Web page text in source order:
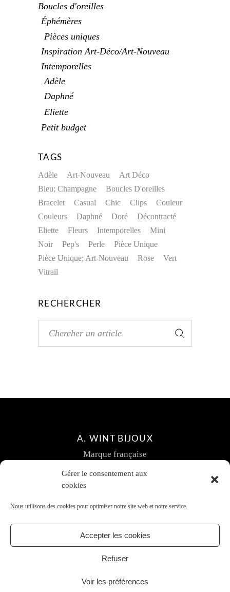
Gérer le consentement aux
cookies
Nous utilisons des cookies pour optimiser notre site web et notre service.
Accepter les cookies
Refuser
Voir les préférences
Boucles d'oreilles
Éphémères
Pièces uniques
Inspiration Art-Déco/Art-Nouveau
Intemporelles
Adèle
Daphné
Eliette
Petit budget
TAGS
Adèle
Art-Nouveau
Art Déco
Bleu; Champagne
Boucles D'oreilles
Bracelet
Casual Chic Clips
Couleur
Couleurs
Daphné Doré
Décontracté
Eliette
Fleurs Intemporelles
Mini
Noir
Pep's Perle
Pièce Unique
Pièce Unique; Art-Nouveau
Rose
Vert
Vitrail
RECHERCHER
for:
A. WINT BIJOUX
Marque française